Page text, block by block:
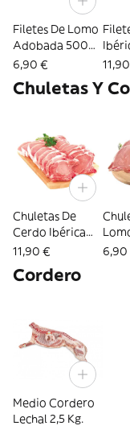
Filetes De Lomo
Adobada 500
Gr.
6,90 €
Chuletas Y
Chuletas De
Cerdo Ibérica
500 Gr.
11,90 €
500
6,90
Cordero
Medio Cordero
Lechal 2,5 Kg.